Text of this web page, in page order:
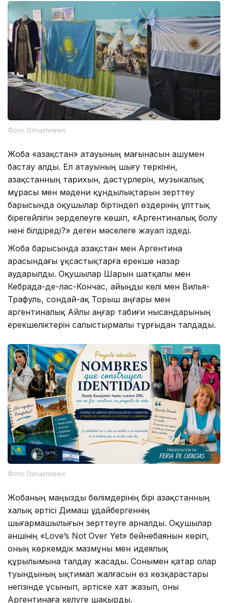
Фото: Dimashnews
Жоба «Қазақстан» атауының мағынасын ашумен
бастау алды. Ел атауының шығу төркінін,
Қазақстанның тарихын, дәстүрлерін, музыкалық
мұрасы мен мәдени құндылықтарын зерттеу
барысында оқушылар біртіндеп өздерінің ұлттық
бірегейлігін зерделеуге көшіп, «Аргентиналық болу
нені білдіреді?» деген мәселеге жауап іздеді.
Жоба барысында Қазақстан мен Аргентина
арасындағы ұқсастықтарға ерекше назар
аударылды. Оқушылар Шарын шатқалы мен
Кебрада-де-лас-Кончас, Қайыңды көлі мен Вилья-
Трафуль, сондай-ақ Торыш аңғары мен
аргентиналық Айлы аңғар табиғи нысандарының
ерекшеліктерін салыстырмалы тұрғыдан талдады.
Фото: Dimashnews
Жобаның маңызды бөлімдерінің бірі Қазақстанның
халық әртісі Димаш Құдайбергеннің
шығармашылығын зерттеуге арналды. Оқушылар
әншінің «Love’s Not Over Yet» бейнебаянын көріп,
оның көркемдік мазмұны мен идеялық
құрылымына талдау жасады. Сонымен қатар олар
туындының ықтимал жалғасын өз көзқарастары
негізінде ұсынып, әртіске хат жазып, оны
Аргентинаға келуге шақырды.